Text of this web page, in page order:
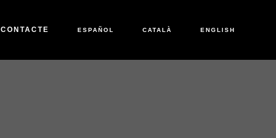
CONTACTE ESPAÑOL CATALÀ ENGLISH